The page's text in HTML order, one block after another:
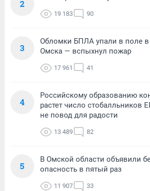
2
19 183 90
3
Обломки БПЛА упали в поле в
Омска — вспыхнул пожар
17 961 41
4
Российскому образованию
растет число стобалльников
не повод для радости
13 489 82
5
В Омской области объявили
опасность в пятый раз
11 907 33